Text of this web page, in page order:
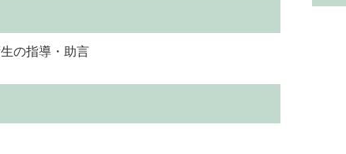
の指導・助言